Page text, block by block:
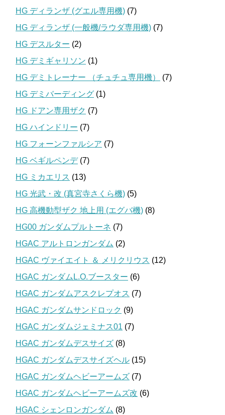
HG ディランザ (グエル専用機) (7)
HG ディランザ (一般機/ラウダ専用機) (7)
HG デスルター (2)
HG デミギャリソン (1)
HG デミトレーナー （チュチュ専用機）
(7)
HG デミバーディング (1)
HG ドアン専用ザク (7)
HG ハインドリー (7)
HG フォーンファルシア (7)
HG ベギルペンデ(7)
HG ミカエリス (13)
HG 光武・改 (真宮寺さくら機) (5)
HG 高機動型ザク 地上用 (エグバ機) (8)
HG00 ガンダムプルトーネ (7)
HGAC アルトロンガンダム (2)
HGAC ヴァイエイト ＆ メリクリウス (12)
HGAC ガンダムL.O.ブースター (6)
HGAC ガンダムアスクレプオス (7)
HGAC ガンダムサンドロック (9)
HGAC ガンダムジェミナス01 (7)
HGAC ガンダムデスサイズ (8)
HGAC ガンダムデスサイズヘル (15)
HGAC ガンダムヘビーアームズ (7)
HGAC ガンダムヘビーアームズ改 (6)
HGAC シェンロンガンダム (8)